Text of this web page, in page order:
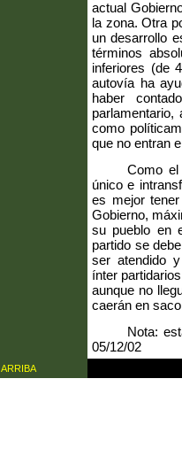
actual
la zona. Otra
un desarrollo
términos
inferiores (de
autovía ha
haber
como
que no entran
Como
único e
es mejor
Gobierno,
su pueblo en
partido se
ser atendido
ínter
aunque no
caerán en
Nota:
05/12/02
ARRIBA